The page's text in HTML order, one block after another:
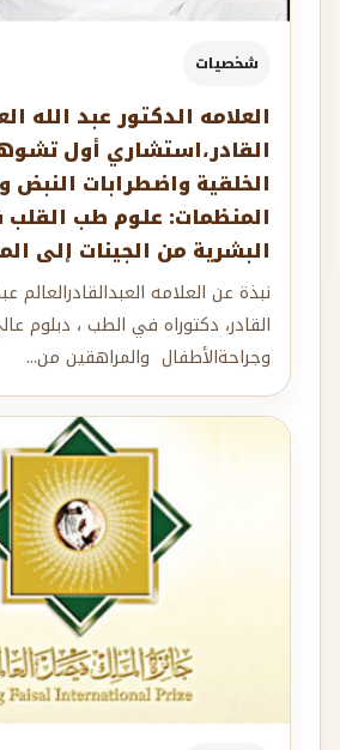
شخصيات
العلامه الدكتور عبد الله
القادر،استشاري ‏أول
الخلقية واضطرابات النبض
المنظمات: علوم طب
البشرية من الجينات إلى
نبذة عن العلامه العبدالقادرالعالم
القادر، دكتوراه في الطب ، دبلوم
وجراحةالأطفال والمراهقين من...